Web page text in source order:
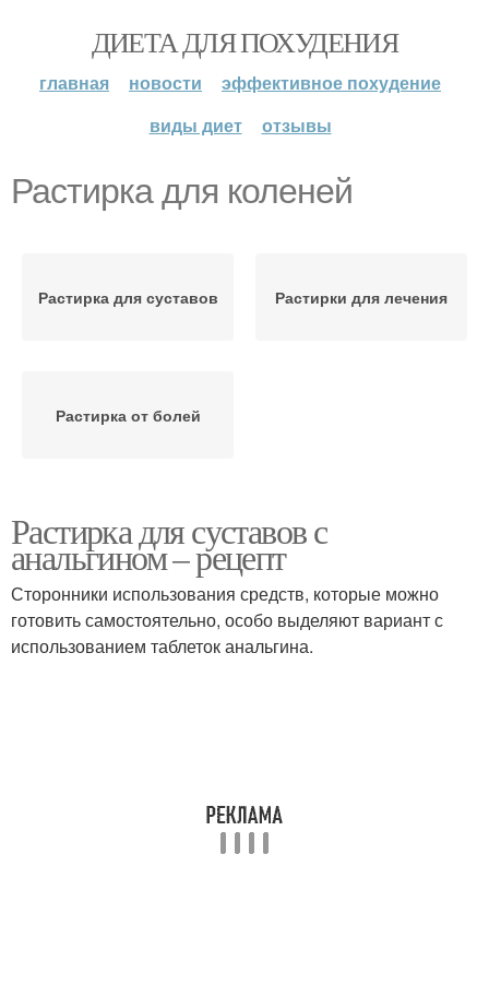
ДИЕТА ДЛЯ ПОХУДЕНИЯ
главная новости
эффективное похудение
виды диет
отзывы
Растирка для коленей
Растирка для суставов Растирки для лечения
Растирка от болей
Растирка для суставов с
анальгином – рецепт
Сторонники использования средств, которые можно
готовить самостоятельно, особо выделяют вариант с
использованием таблеток анальгина.